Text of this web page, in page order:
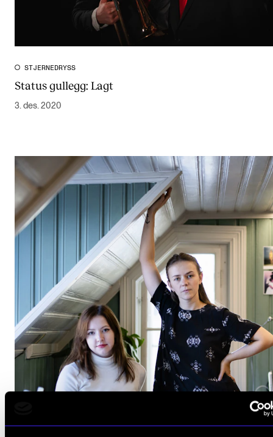
Publikasjoner
Internasjonal strategi
Samarbeidsprosjekter
Nettverk
IN.TUNE
Arrangementer og konserter
Nyheter og historier
Ledige stillinger
STJERNEDRYSS
Status gullegg: Lagt
3. des. 2020